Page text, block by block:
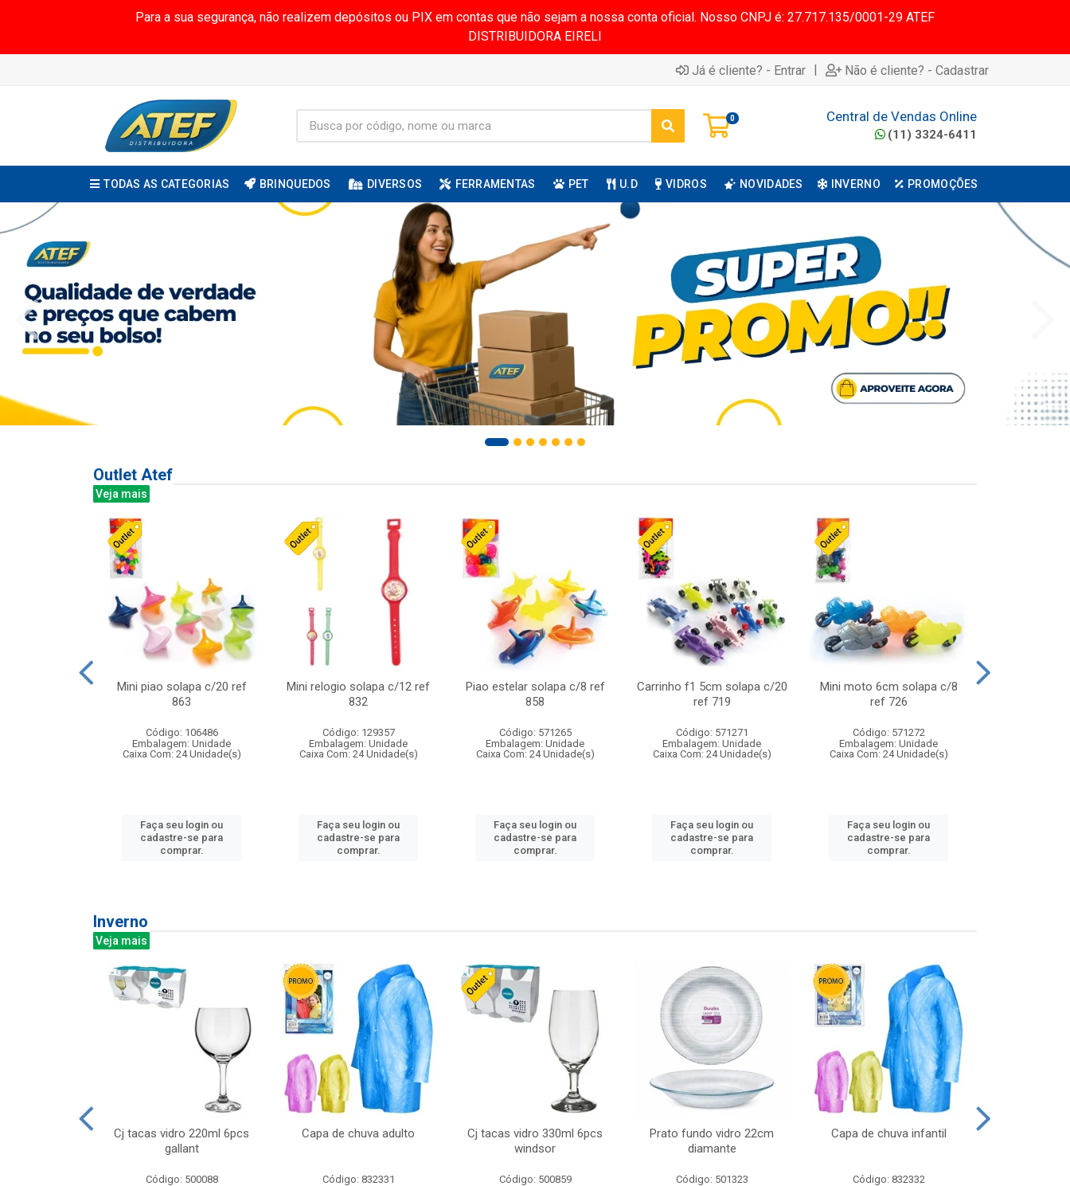
Para a sua segurança, não realizem depósitos ou PIX em contas que não sejam a nossa conta oficial. Nosso CNPJ é: 27.717.135/0001-29 ATEF
DISTRIBUIDORA EIRELI
Já é cliente? - Entrar | Não é cliente? - Cadastrar
0 Central de Vendas Online
(11) 3324-6411
TODAS AS CATEGORIAS BRINQUEDOS DIVERSOS FERRAMENTAS PET U.D VIDROS NOVIDADES INVERNO PROMOÇÕES
Outlet Atef
Veja mais
Mini piao solapa c/20 ref
863
Código: 106486
Embalagem: Unidade
Caixa Com: 24 Unidade(s)
Faça seu login ou
cadastre-se para
comprar.
Mini relogio solapa c/12 ref
832
Código: 129357
Embalagem: Unidade
Caixa Com: 24 Unidade(s)
Faça seu login ou
cadastre-se para
comprar.
Piao estelar solapa c/8 ref
858
Código: 571265
Embalagem: Unidade
Caixa Com: 24 Unidade(s)
Faça seu login ou
cadastre-se para
comprar.
Carrinho f1 5cm solapa c/20
ref 719
Código: 571271
Embalagem: Unidade
Caixa Com: 24 Unidade(s)
Faça seu login ou
cadastre-se para
comprar.
Mini moto 6cm solapa c/8
ref 726
Código: 571272
Embalagem: Unidade
Caixa Com: 24 Unidade(s)
Faça seu login ou
cadastre-se para
comprar.
Inverno
Veja mais
Cj tacas vidro 220ml 6pcs
gallant
Código: 500088
Capa de chuva adulto
Código: 832331
Cj tacas vidro 330ml 6pcs
windsor
Código: 500859
Prato fundo vidro 22cm
diamante
Código: 501323
Capa de chuva infantil
Código: 832332